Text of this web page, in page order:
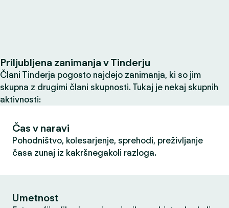
Priljubljena zanimanja v Tinderju
Člani Tinderja pogosto najdejo zanimanja, ki so jim
skupna z drugimi člani skupnosti. Tukaj je nekaj skupnih
aktivnosti:
Čas v naravi
Pohodništvo, kolesarjenje, sprehodi, preživljanje
časa zunaj iz kakršnegakoli razloga.
Umetnost